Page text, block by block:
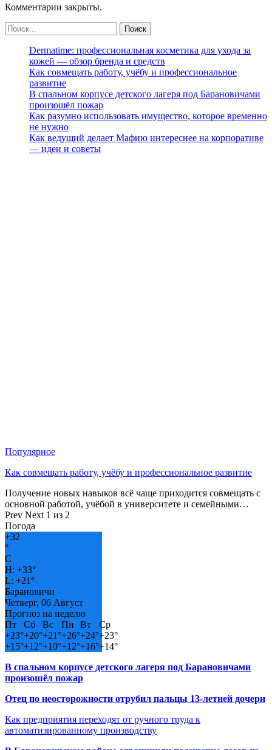
Комментарии закрыты.
Dermatime: профессиональная косметика для ухода за
кожей — обзор бренда и средств
Как совмещать работу, учёбу и профессиональное
развитие
В спальном корпусе детского лагеря под Барановичами
произошёл пожар
Как разумно использовать имущество, которое временно
не нужно
Как ведущий делает Мафию интереснее на корпоративе
— идеи и советы
Популярное
Как совмещать работу, учёбу и профессиональное развитие
Получение новых навыков всё чаще приходится совмещать с
основной работой, учёбой в университете и семейными…
Prev Next 1 из 2
Погода
+32
°
C
H: +33°
L: +21°
Барановичи
Четверг, 06 Август
Прогноз на неделю
Пт
Сб Вс Пн Вт
Ср
+23°+20°+21°+26°+24°+23°
+15°+12°+10°+12°+16°+14°
В спальном корпусе детского лагеря под Барановичами
произошёл пожар
Отец по неосторожности отрубил пальцы 13-летней дочери
Как предприятия переходят от ручного труда к
автоматизированному производству